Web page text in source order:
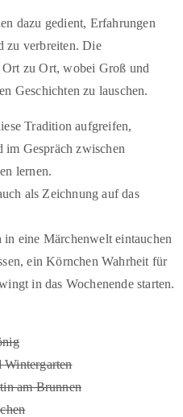
dazu gedient, Erfahrungen
zu verbreiten. Die
zu Ort, wobei Groß und
Geschichten zu lauschen.
Tradition aufgreifen,
im Gespräch zwischen
lernen.
als Zeichnung auf das
eine Märchenwelt eintauchen
ein Körnchen Wahrheit für
in das Wochenende starten.
Wintergarten
am Brunnen